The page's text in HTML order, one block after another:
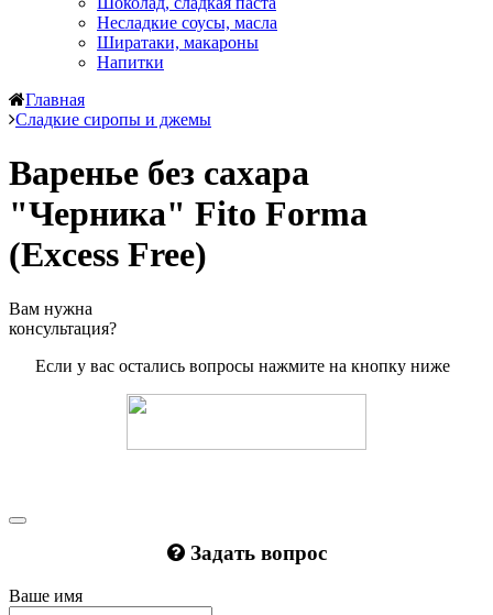
Несладкие соусы, масла
Ширатаки, макароны
Напитки
Главная
Сладкие сиропы и джемы
Варенье без сахара
"Черника" Fito Forma
(Excess Free)
Вам нужна
консультация?
Если у вас остались вопросы нажмите на кнопку ниже
Задать вопрос
Ваше имя